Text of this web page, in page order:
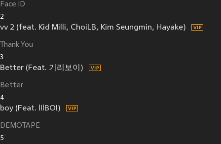
Face ID
2
vv 2 (feat. Kid Milli, ChoiLB, Kim Seungmin, Hayake)
Thank You
3
Better (Feat. 기리보이)
Better
4
boy (Feat. lIlBOI)
DEMOTAPE
5